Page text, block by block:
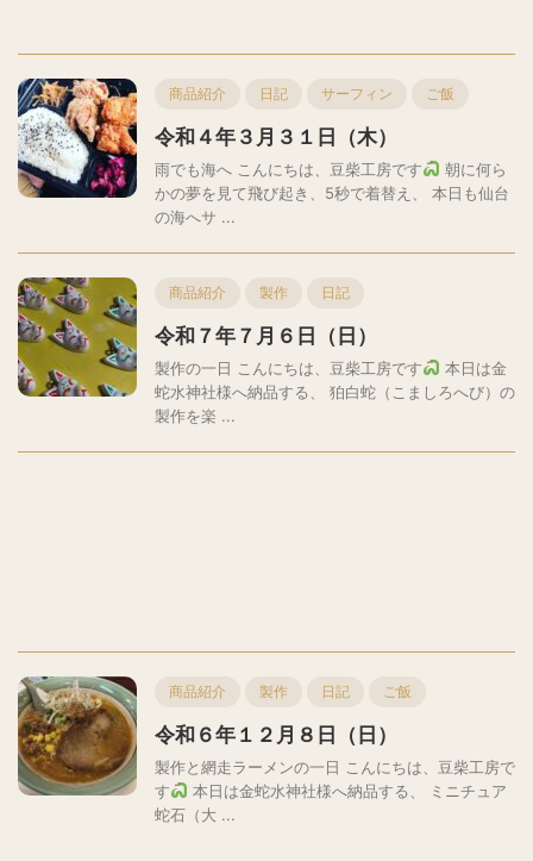
商品紹介 日記 サーフィン ご飯
令和４年３月３１日（木）
雨でも海へ こんにちは、豆柴工房です
朝に何ら
かの夢を見て飛び起き、5秒で着替え、 本日も仙台
の海へサ ...
商品紹介 製作 日記
令和７年７月６日（日）
製作の一日 こんにちは、豆柴工房です
本日は金
蛇水神社様へ納品する、 狛白蛇（こましろへび）の
製作を楽 ...
商品紹介 製作 日記 ご飯
令和６年１２月８日（日）
製作と網走ラーメンの一日 こんにちは、豆柴工房で
す
本日は金蛇水神社様へ納品する、 ミニチュア
蛇石（大 ...